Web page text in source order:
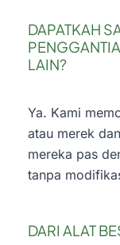
DAPATKAH
LAIN?
Ya. Kami
atau merek
mereka pas
tanpa
DARI ALAT